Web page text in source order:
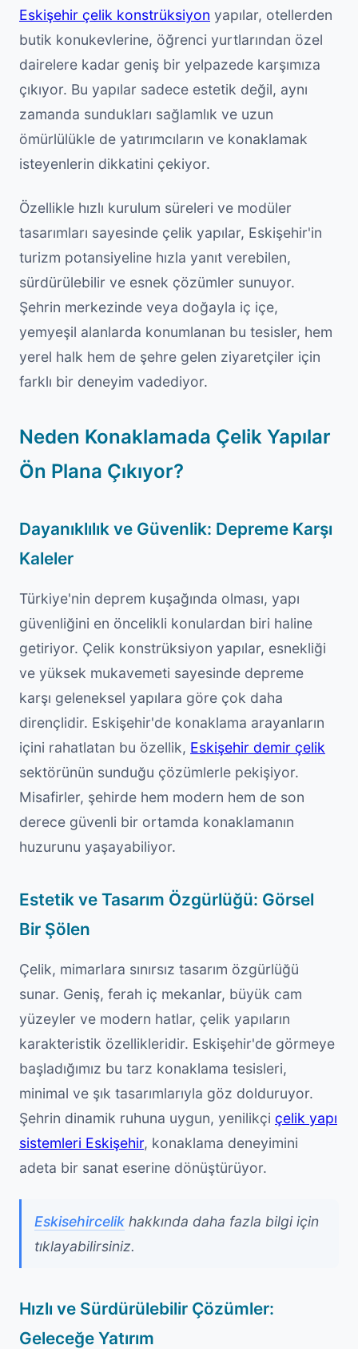
Eskişehir çelik konstrüksiyon yapılar, otellerden
butik konukevlerine, öğrenci yurtlarından özel
dairelere kadar geniş bir yelpazede karşımıza
çıkıyor. Bu yapılar sadece estetik değil, aynı
zamanda sundukları sağlamlık ve uzun
ömürlülükle de yatırımcıların ve konaklamak
isteyenlerin dikkatini çekiyor.
Özellikle hızlı kurulum süreleri ve modüler
tasarımları sayesinde çelik yapılar, Eskişehir'in
turizm potansiyeline hızla yanıt verebilen,
sürdürülebilir ve esnek çözümler sunuyor.
Şehrin merkezinde veya doğayla iç içe,
yemyeşil alanlarda konumlanan bu tesisler, hem
yerel halk hem de şehre gelen ziyaretçiler için
farklı bir deneyim vadediyor.
Neden Konaklamada Çelik Yapılar
Ön Plana Çıkıyor?
Dayanıklılık ve Güvenlik: Depreme Karşı
Kaleler
Türkiye'nin deprem kuşağında olması, yapı
güvenliğini en öncelikli konulardan biri haline
getiriyor. Çelik konstrüksiyon yapılar, esnekliği
ve yüksek mukavemeti sayesinde depreme
karşı geleneksel yapılara göre çok daha
dirençlidir. Eskişehir'de konaklama arayanların
içini rahatlatan bu özellik, Eskişehir demir çelik
sektörünün sunduğu çözümlerle pekişiyor.
Misafirler, şehirde hem modern hem de son
derece güvenli bir ortamda konaklamanın
huzurunu yaşayabiliyor.
Estetik ve Tasarım Özgürlüğü: Görsel
Bir Şölen
Çelik, mimarlara sınırsız tasarım özgürlüğü
sunar. Geniş, ferah iç mekanlar, büyük cam
yüzeyler ve modern hatlar, çelik yapıların
karakteristik özellikleridir. Eskişehir'de görmeye
başladığımız bu tarz konaklama tesisleri,
minimal ve şık tasarımlarıyla göz dolduruyor.
Şehrin dinamik ruhuna uygun, yenilikçi çelik yapı
sistemleri Eskişehir, konaklama deneyimini
adeta bir sanat eserine dönüştürüyor.
Eskisehircelik hakkında daha fazla bilgi için
tıklayabilirsiniz.
Hızlı ve Sürdürülebilir Çözümler:
Geleceğe Yatırım